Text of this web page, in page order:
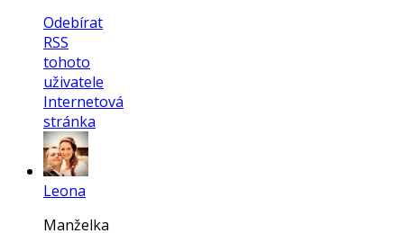
Odebírat
RSS
tohoto
uživatele
Internetová
stránka
Leona
Manželka